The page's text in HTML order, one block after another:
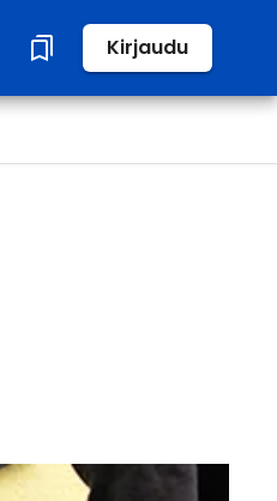
Kirjaudu